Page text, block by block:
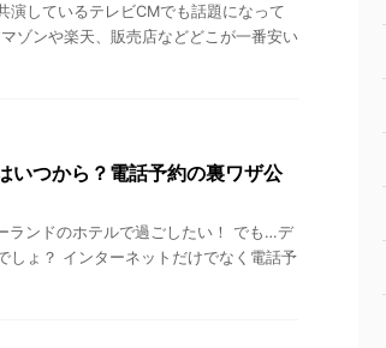
演しているテレビCMでも話題になって
ゾンや楽天、販売店などどこが一番安い
いつから？電話予約の裏ワザ公
ランドのホテルで過ごしたい！ でも…デ
しょ？ インターネットだけでなく電話予